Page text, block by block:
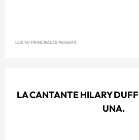
LOS 40 PRINCIPALES PANAMÁ
LA CANTANTE HILARY
UNA.